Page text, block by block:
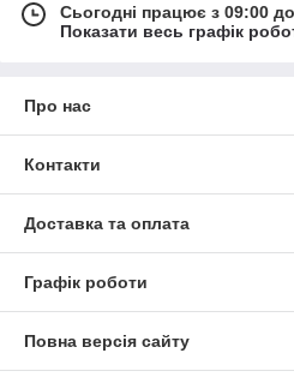
Сьогодні працює з 09:00
Показати весь графік
Про нас
Контакти
Доставка та оплата
Графік роботи
Повна версія сайту